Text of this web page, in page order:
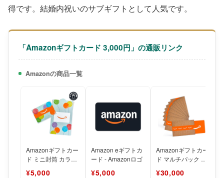
得です。結婚内祝いのサブギフトとして人気です。
「Amazonギフトカード 3,000円」の通販リンク
Amazonの商品一覧
Amazonギフトカー
ド ミニ封筒 カラフ
¥5,000
Amazon eギフトカ
ード - Amazonロゴ
¥5,000
Amazonギフトカー
ド マルチパック カ
¥30,000